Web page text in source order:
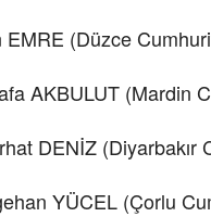
(Düzce
AKBULUT (Mardin
DENİZ (Diyarbakır
YÜCEL (Çorlu